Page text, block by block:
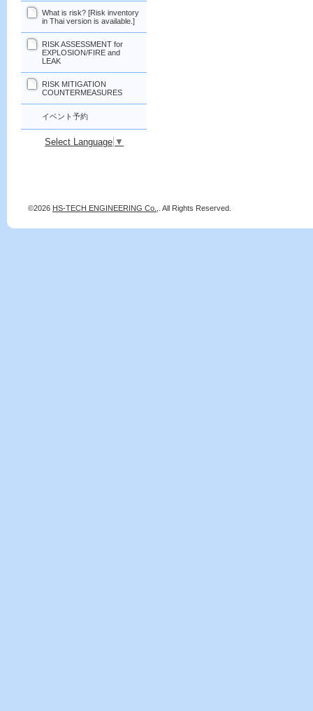
What is risk? [Risk inventory
in Thai version is available.]
RISK ASSESSMENT for
EXPLOSION/FIRE and
LEAK
RISK MITIGATION
COUNTERMEASURES
イベント予約
Select Language ▼
©2026 HS-TECH ENGINEERING Co., . All Rights Reserved.